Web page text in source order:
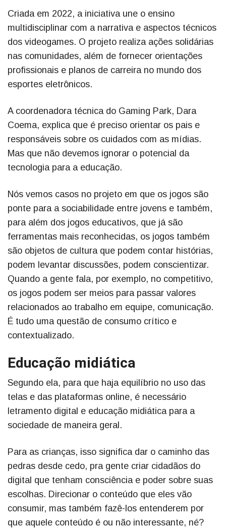
Criada em 2022, a iniciativa une o ensino
multidisciplinar com a narrativa e aspectos técnicos
dos videogames. O projeto realiza ações solidárias
nas comunidades, além de fornecer orientações
profissionais e planos de carreira no mundo dos
esportes eletrônicos.
A coordenadora técnica do Gaming Park, Dara
Coema, explica que é preciso orientar os pais e
responsáveis sobre os cuidados com as mídias.
Mas que não devemos ignorar o potencial da
tecnologia para a educação.
Nós vemos casos no projeto em que os jogos são
ponte para a sociabilidade entre jovens e também,
para além dos jogos educativos, que já são
ferramentas mais reconhecidas, os jogos também
são objetos de cultura que podem contar histórias,
podem levantar discussões, podem conscientizar.
Quando a gente fala, por exemplo, no competitivo,
os jogos podem ser meios para passar valores
relacionados ao trabalho em equipe, comunicação.
É tudo uma questão de consumo crítico e
contextualizado.
Educação midiática
Segundo ela, para que haja equilíbrio no uso das
telas e das plataformas online, é necessário
letramento digital e educação midiática para a
sociedade de maneira geral.
Para as crianças, isso significa dar o caminho das
pedras desde cedo, pra gente criar cidadãos do
digital que tenham consciência e poder sobre suas
escolhas. Direcionar o conteúdo que eles vão
consumir, mas também fazê-los entenderem por
que aquele conteúdo é ou não interessante, né?